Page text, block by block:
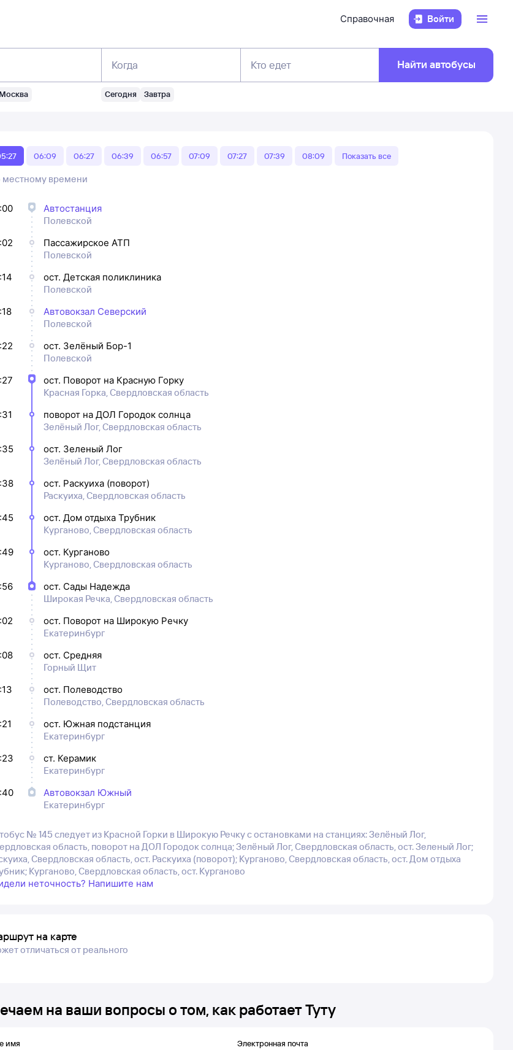
Справочная Войти
Москва
Когда
Сегодня Завтра
Кто едет Найти автобусы
06:09 06:27 06:39 06:57 07:09 07:27 07:39 08:09 Показать все
местному времени
Автостанция
Полевской
Пассажирское АТП
Полевской
ост. Детская поликлиника
Полевской
Автовокзал Северский
Полевской
ост. Зелёный Бор-1
Полевской
ост. Поворот на Красную Горку
Красная Горка, Свердловская область
поворот на ДОЛ Городок солнца
Зелёный Лог, Свердловская область
ост. Зеленый Лог
Зелёный Лог, Свердловская область
ост. Раскуиха (поворот)
Раскуиха, Свердловская область
ост. Дом отдыха Трубник
Курганово, Свердловская область
ост. Курганово
Курганово, Свердловская область
ост. Сады Надежда
Широкая Речка, Свердловская область
ост. Поворот на Широкую Речку
Екатеринбург
ост. Средняя
Горный Щит
ост. Полеводство
Полеводство, Свердловская область
ост. Южная подстанция
Екатеринбург
ст. Керамик
Екатеринбург
Автовокзал Южный
Екатеринбург
№ 145 следует из Красной Горки в Широкую Речку с остановками на станциях: Зелёный Лог,
область, поворот на ДОЛ Городок солнца; Зелёный Лог, Свердловская область, ост. Зеленый Лог;
Свердловская область, ост. Раскуиха (поворот); Курганово, Свердловская область, ост. Дом отдыха
Курганово, Свердловская область, ост. Курганово
неточность? Напишите нам
на карте
отличаться от реального
на ваши вопросы о том, как работает Туту
имя Электронная почта